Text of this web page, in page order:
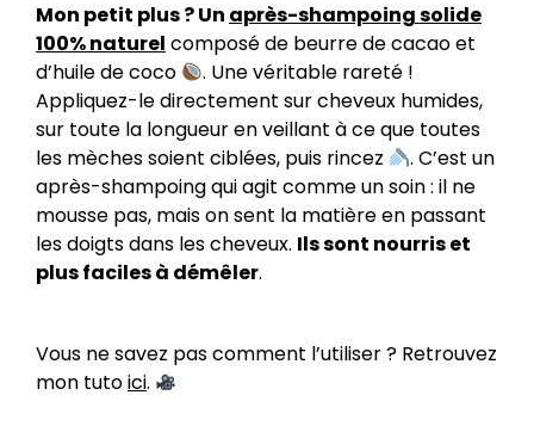
Mon petit plus ? Un après-shampoing solide
100% naturel composé de beurre de cacao et
d’huile de coco
. Une véritable rareté !
Appliquez-le directement sur cheveux humides,
sur toute la longueur en veillant à ce que toutes
les mèches soient ciblées, puis rincez
. C’est un
après-shampoing qui agit comme un soin : il ne
mousse pas, mais on sent la matière en passant
les doigts dans les cheveux. Ils sont nourris et
plus faciles à démêler.
Vous ne savez pas comment l’utiliser ? Retrouvez
mon tutoici.